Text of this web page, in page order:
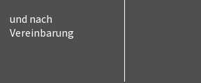
Verwaltungsstruktur
Landrat
und nach
Vereinbarung